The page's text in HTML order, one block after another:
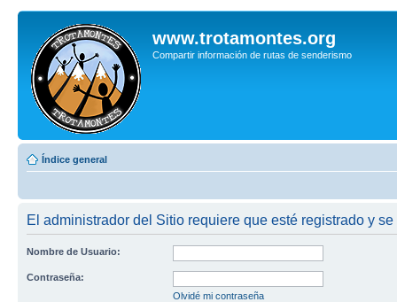
www.trotamontes.org
Compartir información de rutas de senderismo
Índice general
El administrador del Sitio requiere que esté registrado y
Nombre de Usuario:
Contraseña:
Olvidé mi contraseña